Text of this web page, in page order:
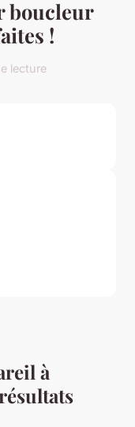
boucleur
!
lecture
à